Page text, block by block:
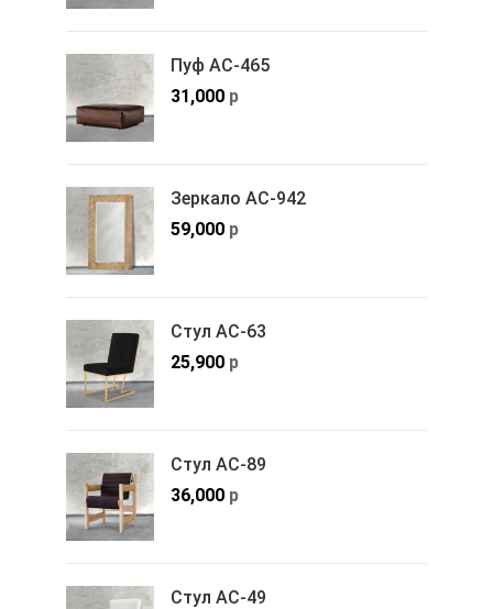
Пуф АС-465
31,000 р
Зеркало АС-942
59,000 р
Стул АС-63
25,900 р
Стул АС-89
36,000 р
Стул АС-49